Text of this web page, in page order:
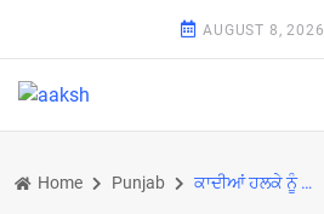
AUGUST 8, 2026
Home Punjab ਕਾਦੀਆਂ ਹਲਕੇ ਨੂੰ ਕੀਤਾ ਜਾਵੇਗਾ ਸਬ-ਡਵੀਜਨ ਵਿਚ ਅਪਗ੍ਰੇਡ : ਮੁੱਖ ਮੰਤਰੀ